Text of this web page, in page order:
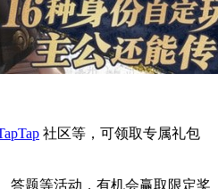
社区等，可领取专属礼包
题等活动，有机会赢取限定奖